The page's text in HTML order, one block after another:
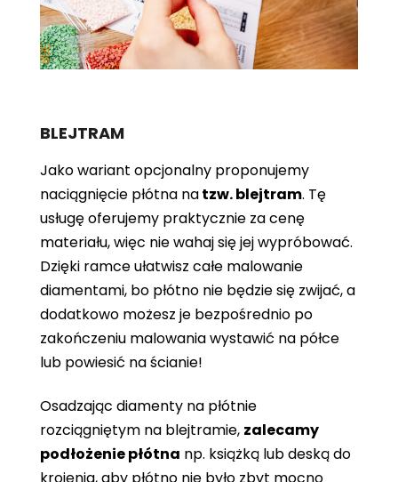
BLEJTRAM
Jako wariant opcjonalny proponujemy
naciągnięcie płótna natzw. blejtram. Tę
usługę oferujemy praktycznie za cenę
materiału, więc nie wahaj się jej wypróbować.
Dzięki ramce ułatwisz całe malowanie
diamentami, bo płótno nie będzie się zwijać, a
dodatkowo możesz je bezpośrednio po
zakończeniu malowania wystawić na półce
lub powiesić na ścianie!
Osadzając diamenty na płótnie
rozciągniętym na blejtramie, zalecamy
podłożenie płótna np. książką lub deską do
krojenia, aby płótno nie było zbyt mocno